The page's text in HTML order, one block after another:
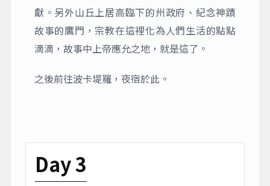
獻。另外山丘上居高臨下的州政府、紀念神蹟
故事的鷹門，宗教在這裡化為人們生活的點點
滴滴，故事中上帝應允之地，就是這了。
之後前往波卡堤羅，夜宿於此。
Day 3